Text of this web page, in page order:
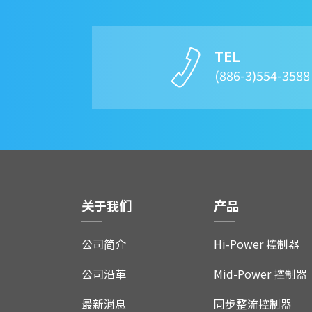
TEL
(886-3)554-3588
关于我们
公司简介
公司沿革
最新消息
产品
Hi-Power 控制器
Mid-Power 控制器
同步整流控制器